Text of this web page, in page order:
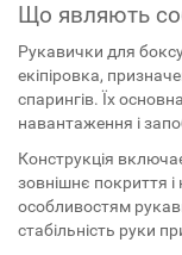
Що являють
Рукавички для
екіпіровка,
спарингів. Їх
навантаження і
Конструкція
зовнішнє покриття і
особливостям
стабільність руки